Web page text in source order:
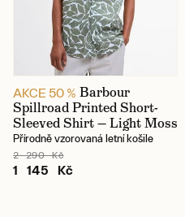
AKCE 50 % Barbour
Spillroad Printed Short-
Sleeved Shirt — Light Moss
Přírodně vzorovaná letní košile
2 290 Kč
1 145 Kč